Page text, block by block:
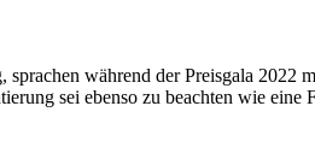
während der Preisgala 2022
sei ebenso zu beachten wie eine